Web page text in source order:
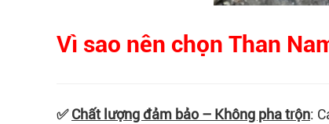
Vì sao nên chọn Than
✅Chất lượng đảm bảo – Không pha trộn: